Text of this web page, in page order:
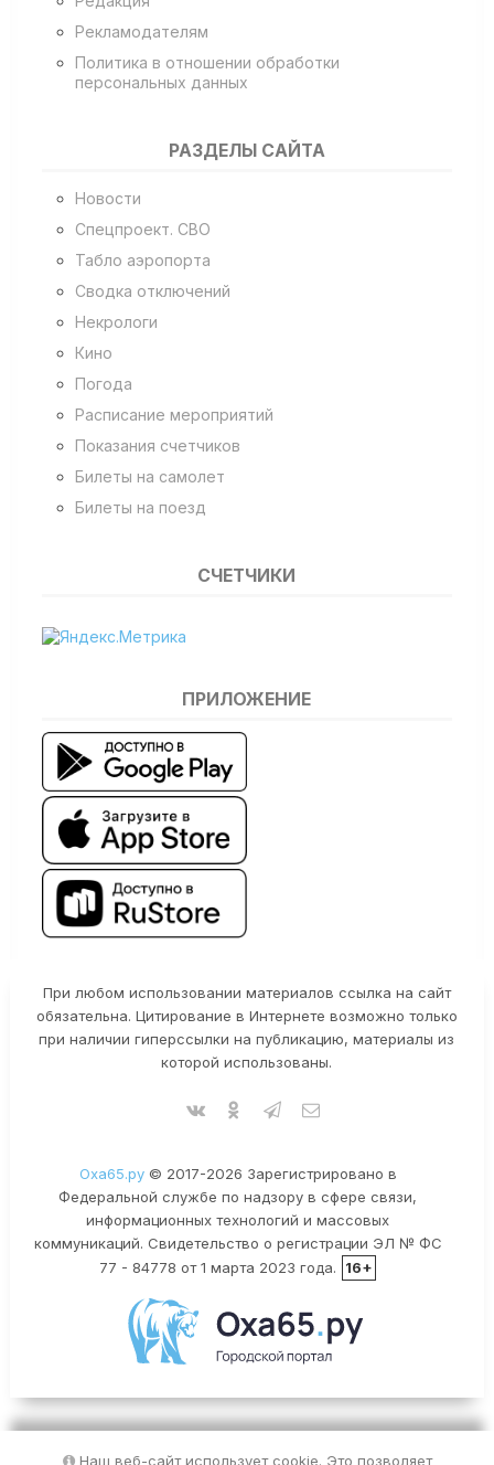
Рекламодателям
Политика в отношении обработки
персональных данных
РАЗДЕЛЫ САЙТА
Новости
Спецпроект. СВО
Табло аэропорта
Сводка отключений
Некрологи
Кино
Погода
Расписание мероприятий
Показания счетчиков
Билеты на самолет
Билеты на поезд
СЧЕТЧИКИ
ПРИЛОЖЕНИЕ
При любом использовании материалов ссылка на сайт
обязательна. Цитирование в Интернете возможно только
при наличии гиперссылки на публикацию, материалы из
которой использованы.
Оха65.ру© 2017-2026 Зарегистрировано в
Федеральной службе по надзору в сфере связи,
информационных технологий и массовых
коммуникаций. Свидетельство о регистрации ЭЛ № ФС
77 - 84778 от 1 марта 2023 года.
16+
Наш веб-сайт использует cookie. Это позволяет